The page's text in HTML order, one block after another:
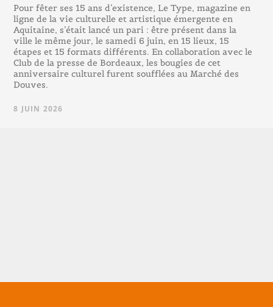
Pour fêter ses 15 ans d’existence, Le Type, magazine en
ligne de la vie culturelle et artistique émergente en
Aquitaine, s’était lancé un pari : être présent dans la
ville le même jour, le samedi 6 juin, en 15 lieux, 15
étapes et 15 formats différents. En collaboration avec le
Club de la presse de Bordeaux, les bougies de cet
anniversaire culturel furent soufflées au Marché des
Douves.
8 JUIN 2026